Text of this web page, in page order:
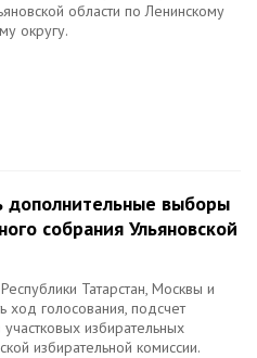
области по Ленинскому
округу.
дополнительные выборы
cобрания Ульяновской
Татарстан, Москвы и
ход голосования, подсчет
избирательных
избирательной комиссии.